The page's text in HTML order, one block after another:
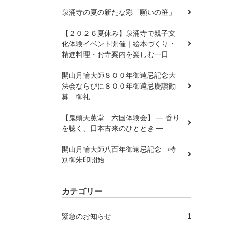
泉涌寺の夏の新たな彩「願いの笹」
【２０２６夏休み】泉涌寺で親子文
化体験イベント開催｜絵本づくり・
精進料理・お寺案内を楽しむ一日
開山月輪大師８００年御遠忌記念大
法会ならびに８００年御遠忌慶讃勧
募 御礼
【鬼頭天薫堂 六国体験会】 ― 香り
を聴く、日本古来のひととき ―
開山月輪大師八百年御遠忌記念 特
別御朱印開始
カテゴリー
緊急のお知らせ 1